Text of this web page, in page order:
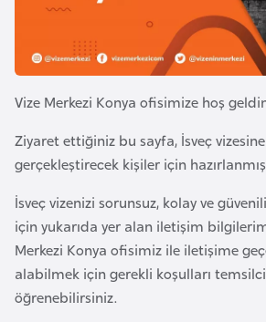
Vize Merkezi Konya ofisimize hoş
Ziyaret ettiğiniz bu sayfa, İsveç
gerçekleştirecek kişiler için
İsveç vizenizi sorunsuz, kolay ve
için yukarıda yer alan iletişim
Merkezi Konya ofisimiz ile iletişime
alabilmek için gerekli koşulları
öğrenebilirsiniz.
n
a
n
l
a
d
e
ş